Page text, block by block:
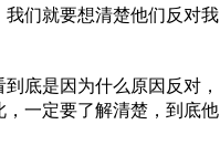
们就要想清楚他们反对我
底是因为什么原因反对，
一定要了解清楚，到底他